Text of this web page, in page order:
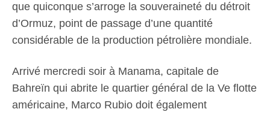
que quiconque s’arroge la souveraineté du détroit
d’Ormuz, point de passage d’une quantité
considérable de la production pétrolière mondiale.
Arrivé mercredi soir à Manama, capitale de
Bahreïn qui abrite le quartier général de la Ve flotte
américaine, Marco Rubio doit également